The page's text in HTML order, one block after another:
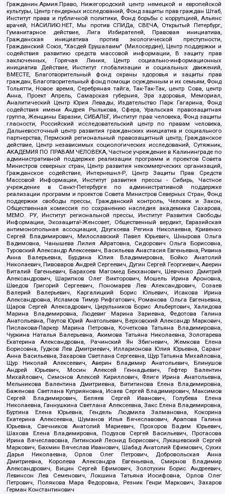
Гражданин.Армия.Право, Нижегородский центр немецкой и европейской
культуры, Центр гендерных исследований, Фонд защиты прав граждан Штаб,
Институт права и публичной политики, Фонд борьбы с коррупцией, Альянс
врачей, НАСИЛИЮ.НЕТ, Мы против СПИДа, СВЕЧА, Открытый Петербург,
Гуманитарное действие, Лига Избирателей, Правовая инициатива,
Гражданская инициатива против экологической преступности,
Гражданский Союз, "Хасдей Ерушалаим" (Милосердие), Центр поддержки и
содействия развитию средств массовой информации, В защиту прав
заключенных, Горячая Линия, Центр социально-информационных
инициатив Действие, Институт глобализации и социальных движений,
ВМЕСТЕ, Благотворительный фонд охраны здоровья и защиты прав
граждан, Благотворительный фонд помощи осужденным и их семьям, Фонд
Тольятти, Новое время, Серебряная тайга, Так-Так-Так, центр Сова, центр
Анна, Проект Апрель, Самарская губерния, Эра здоровья, Мемориал,
Аналитический Центр Юрия Левады, Издательство Парк Гагарина, Фонд
содействия имени Андрея Рылькова, Сфера, Уральская правозащитная
группа, Женщины Евразии, СИБАЛЬТ, Институт прав человека, Фонд защиты
гласности, Российский исследовательский центр по правам человека,
Дальневосточный центр развития гражданских инициатив и социального
партнерства, Пермский региональный правозащитный центр, Гражданское
действие, Центр независимых социологических исследований, Сутяжник,
АКАДЕМИЯ ПО ПРАВАМ ЧЕЛОВЕКА, Частное учреждение в Калининграде по
административной поддержке реализации программ и проектов Совета
Министров северных стран, Центр развития некоммерческих организаций,
Гражданское содействие, Интернешнл-Р, Центр Защиты Прав Средств
Массовой Информации, Институт развития прессы - Сибирь, Частное
учреждение в Санкт-Петербурге по административной поддержке
реализации программ и проектов Совета Министров Северных Стран, Фонд
поддержки свободы прессы, Гражданский контроль, Человек и Закон,
Общественная комиссия по сохранению наследия академика Сахарова,
МЕМО. РУ, Институт региональной прессы, Институт Развития Свободы
Информации, Экозащита!-Женсовет, Общественный вердикт, Евразийская
антимонопольная ассоциация, Дзугкоева Регина Николаевна, Кривенко
Сергей Владимирович, Милославский Павел Юрьевич, Шнырова Ольга
Вадимовна, Чанышева Лилия Айратовна, Сидорович Ольга Борисовна,
Туровский Александр Алексеевич, Васильева Анастасия Евгеньевна, Ривина
Анна Валерьевна, Бурдина Юлия Владимировна, Бойко Анатолий
Николаевич, Пивоваров Андрей Сергеевич, Дугин Сергей Георгиевич, Аверин
Виталий Евгеньевич, Барахоев Магомед Бекханович, Шевченко Дмитрий
Александрович, Шарипков Олег Викторович, Мошель Ирина Ароновна,
Шведов Григорий Сергеевич, Пономарев Лев Александрович, Созаев
Валерий Валерьевич, Каргалицкий Борис Юльевич, Исакова Ирина
Александровна, Исламов Тимур Рифгатович, Романова Ольга Евгеньевна,
Щаров Сергей Алексадрович, Цирульников Борис Альбертович, Халидова
Марина Владимировна, Людевиг Марина Зариевна, Федотова Галина
Анатольевна, Паутов Юрий Анатольевич, Верховский Александр Маркович,
Пислакова-Паркер Марина Петровна, Кочеткова Татьяна Владимировна,
Чуркина Наталья Валерьевна, Акимова Татьяна Николаевна, Золотарева
Екатерина Александровна, Рачинский Ян Збигневич, Жемкова Елена
Борисовна, Гудков Лев Дмитриевич, Илларионова Юлия Юрьевна, Саранг
Анна Васильевна, Захарова Светлана Сергеевна, Щур Татьяна Михайловна,
Щур Николай Алексеевич, Аверин Владимир Анатольевич, Блинушов
Андрей Юрьевич, Мосин Алексей Геннадьевич, Гефтер Валентин
Михайлович, Симонов Алексей Кириллович, Флиге Ирина Анатольевна,
Мельникова Валентина Дмитриевна, Вититинова Елена Владимировна,
Баженова Светлана Куприяновна, Исаев Сергей Владимирович, Максимов
Сергей Владимирович, Беляев Сергей Иванович, Голубева Елена
Николаевна, Ганнушкина Светлана Алексеевна, Закс Елена Владимировна,
Буртина Елена Юрьевна, Гендель Людмила Залмановна, Кокорина
Екатерина Алексеевна, Шуманов Илья Вячеславович, Арапова Галина
Юрьевна, Свечников Анатолий Мариевич, Прохоров Вадим Юрьевич,
Шахова Елена Владимировна, Подузов Сергей Васильевич, Протасова
Ирина Вячеславовна, Литинский Леонид Борисович, Лукашевский Сергей
Маркович, Бахмин Вячеслав Иванович, Шабад Анатолий Ефимович, Сухих
Дарья Николаевна, Орлов Олег Петрович, Добровольская Анна
Дмитриевна, Королева Александра Евгеньевна, Смирнов Владимир
Александрович, Вицин Сергей Ефимович, Золотухин Борис Андреевич,
Левинсон Лев Семенович, Локшина Татьяна Иосифовна, Орлов Олег
Петрович, Полякова Мара Федоровна, Резник Генри Маркович, Захаров
Герман Константинович